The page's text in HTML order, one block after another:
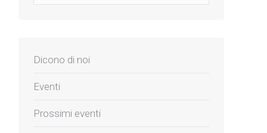
Dicono di noi
Eventi
Prossimi eventi